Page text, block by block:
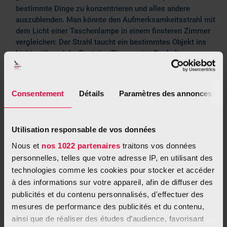
Consentement Détails Paramètres des annonces
Utilisation responsable de vos données
Nous et nos 1022 partenaires traitons vos données
personnelles, telles que votre adresse IP, en utilisant des
technologies comme les cookies pour stocker et accéder
à des informations sur votre appareil, afin de diffuser des
publicités et du contenu personnalisés, d'effectuer des
mesures de performance des publicités et du contenu,
ainsi que de réaliser des études d’audience, favorisant
bestimmte Dinge zu konzentrieren und alles andere
auszublenden. Man könnte den Aufmerksamkeitsstrahl mit
dem Licht einer Taschenlampe in einem finsteren Zimmer
vergleichen: Der Strahl taucht ein bestimmtes Objekt ins
Licht, während der Rest des Zimmers im Dunkeln
verschwindet.
Tipps zur Reduzierung
äußerer Reize
Minimieren Sie
Hintergrundgeräusche
(schalten Sie elektrische Geräte
aus, etc ...)
Erledigen Sie wichtige oder